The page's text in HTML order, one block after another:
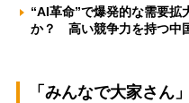
“AI革命”で爆発的な需要拡
か？ 高い競争力を持つ中
「みんなで大家さん